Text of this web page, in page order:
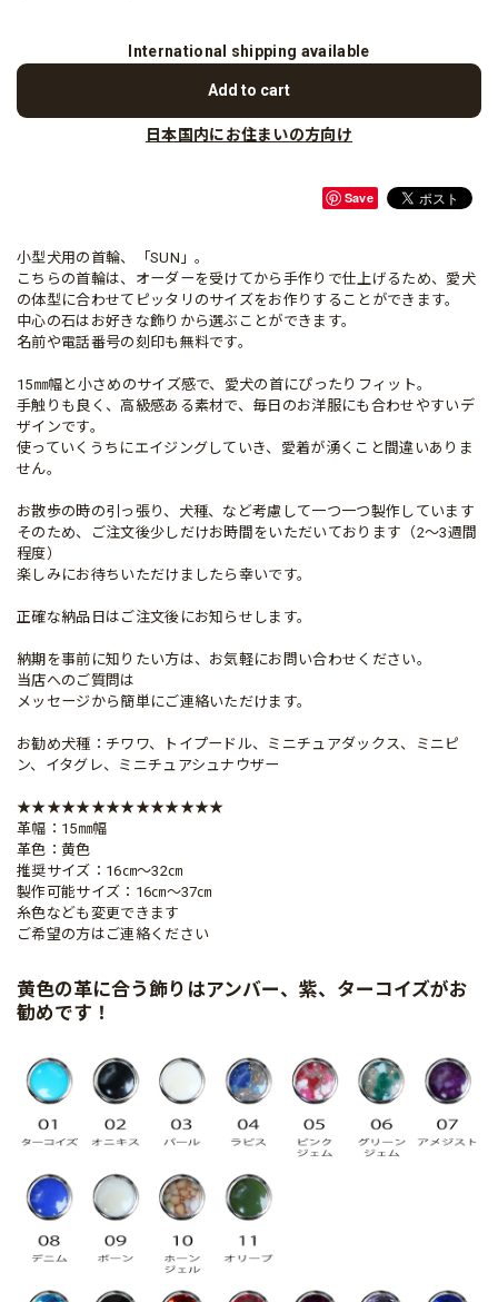
International shipping available
Add to cart
日本国内にお住まいの方向け
Save
小型犬用の首輪、「SUN」。
こちらの首輪は、オーダーを受けてから手作りで仕上げるため、愛犬
の体型に合わせてピッタリのサイズをお作りすることができます。
中心の石はお好きな飾りから選ぶことができます。
名前や電話番号の刻印も無料です。
15㎜幅と小さめのサイズ感で、愛犬の首にぴったりフィット。
手触りも良く、高級感ある素材で、毎日のお洋服にも合わせやすいデ
ザインです。
使っていくうちにエイジングしていき、愛着が湧くこと間違いありま
せん。
お散歩の時の引っ張り、犬種、など考慮して一つ一つ製作しています
そのため、ご注文後少しだけお時間をいただいております（2～3週間
程度）
楽しみにお待ちいただけましたら幸いです。
正確な納品日はご注文後にお知らせします。
納期を事前に知りたい方は、お気軽にお問い合わせください。
当店へのご質問は
メッセージから簡単にご連絡いただけます。
お勧め犬種：チワワ、トイプードル、ミニチュアダックス、ミニピ
ン、イタグレ、ミニチュアシュナウザー
★★★★★★★★★★★★★★
革幅：15㎜幅
革色：黄色
推奨サイズ：16㎝～32㎝
製作可能サイズ：16㎝～37㎝
糸色なども変更できます
ご希望の方はご連絡ください
黄色の革に合う飾りはアンバー、紫、ターコイズがお
勧めです！